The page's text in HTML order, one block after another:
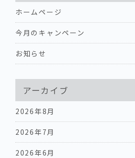
ホームページ
今月のキャンペーン
お知らせ
アーカイブ
2026年8月
2026年7月
2026年6月